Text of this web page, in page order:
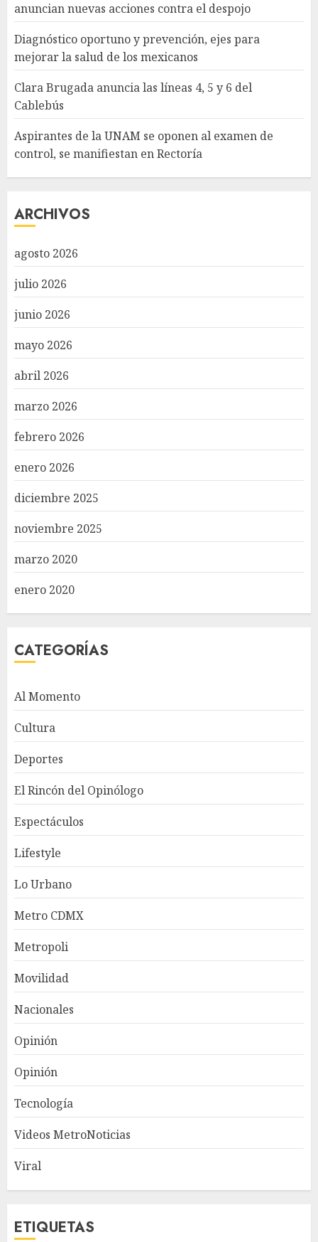
anuncian nuevas acciones contra el despojo
Diagnóstico oportuno y prevención, ejes para
mejorar la salud de los mexicanos
Clara Brugada anuncia las líneas 4, 5 y 6 del
Cablebús
Aspirantes de la UNAM se oponen al examen de
control, se manifiestan en Rectoría
ARCHIVOS
agosto 2026
julio 2026
junio 2026
mayo 2026
abril 2026
marzo 2026
febrero 2026
enero 2026
diciembre 2025
noviembre 2025
marzo 2020
enero 2020
CATEGORÍAS
Al Momento
Cultura
Deportes
El Rincón del Opinólogo
Espectáculos
Lifestyle
Lo Urbano
Metro CDMX
Metropoli
Movilidad
Nacionales
Opinión
Opinión
Tecnología
Videos MetroNoticias
Viral
ETIQUETAS